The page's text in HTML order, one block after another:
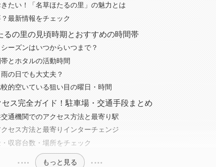
たい！「名草ほたるの里」の魅力とは
最新情報をチェック
るの里の見頃時期とおすすめの時間帯
ーズンはいつからいつまで？
とホタルの活動時間
の日でも大丈夫？
的空いている狙い目の曜日・時間
ス完全ガイド！駐車場・交通手段まとめ
通機関でのアクセス方法と最寄り駅
セス方法と最寄りインターチェンジ
収容台数・場所をチェック
もっと見る